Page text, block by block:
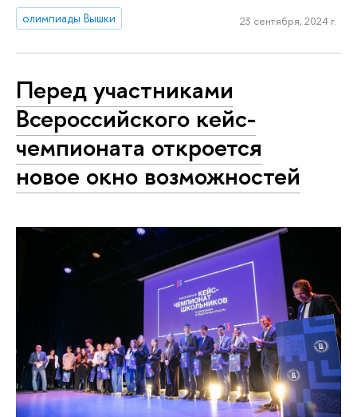
олимпиады Вышки 23 сентября, 2024 г.
Перед участниками
Всероссийского кейс-
чемпионата откроется
новое окно возможностей